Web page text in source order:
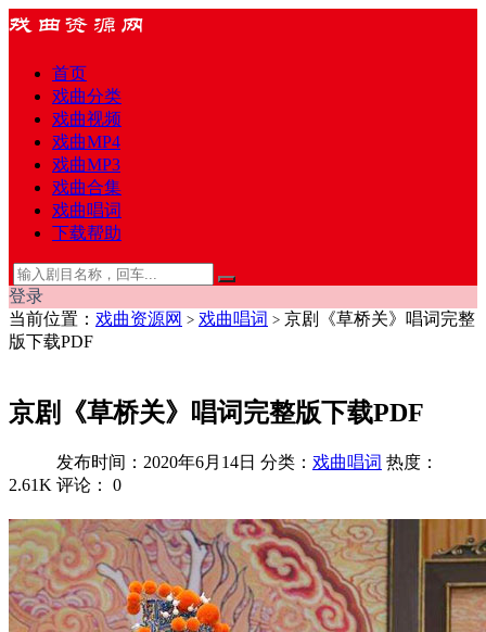
首页
戏曲分类
戏曲视频
戏曲MP4
戏曲MP3
戏曲合集
戏曲唱词
下载帮助
登录
当前位置： 戏曲资源网 > 戏曲唱词 > 京剧《草桥关》唱词完整
版下载PDF
京剧《草桥关》唱词完整版下载PDF
发布时间：2020年6月14日 分类： 戏曲唱词 热度：
2.61K 评论： 0